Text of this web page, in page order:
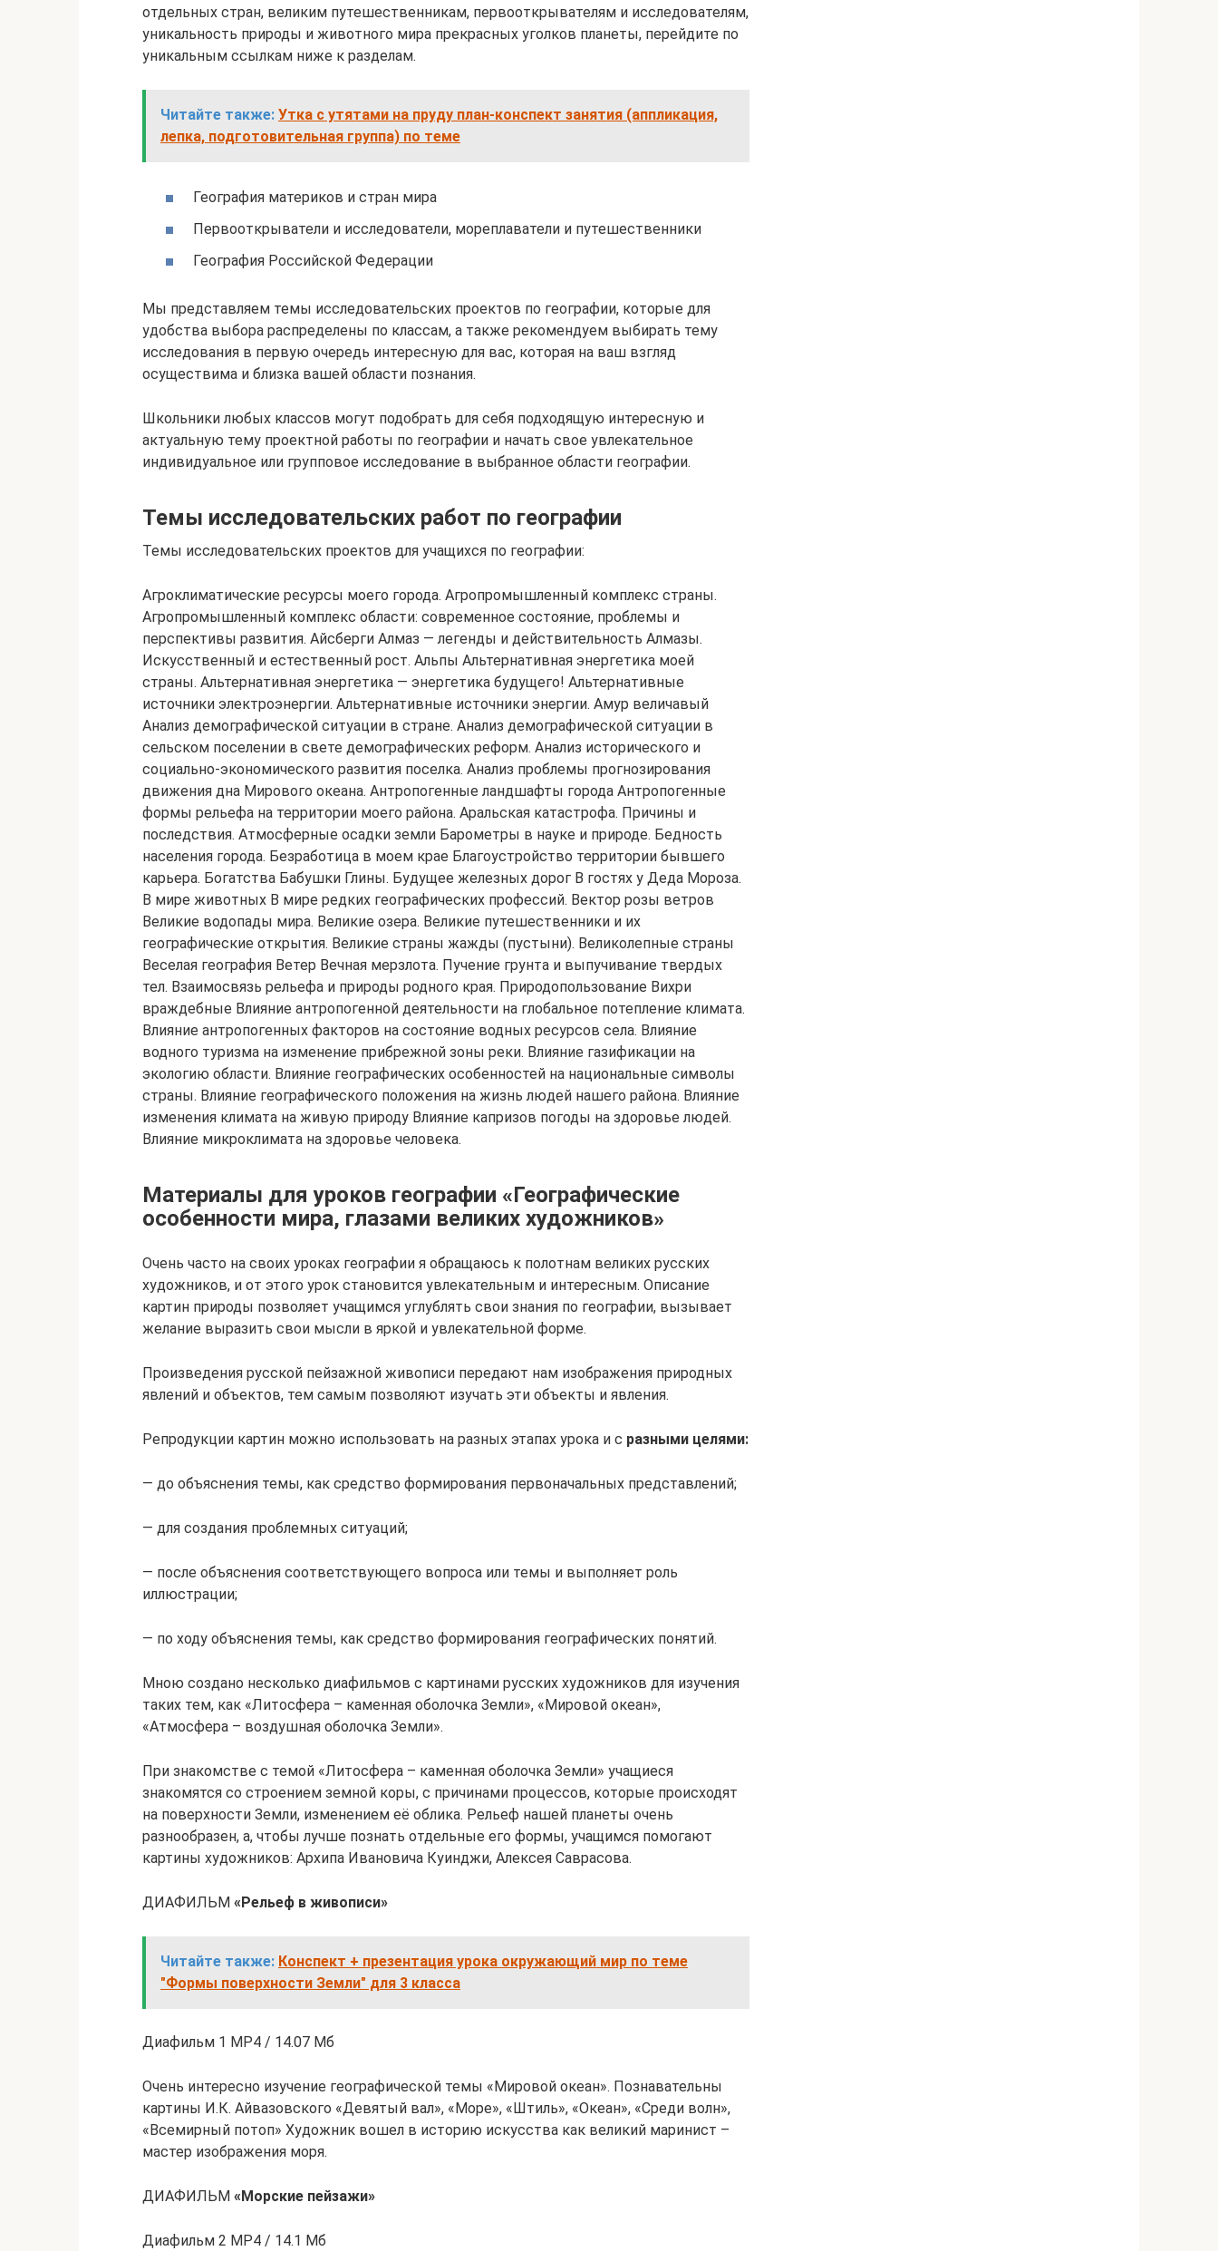
отдельных стран, великим путешественникам, первооткрывателям и исследователям,
уникальность природы и животного мира прекрасных уголков планеты, перейдите по
уникальным ссылкам ниже к разделам.
Читайте также: Утка с утятами на пруду план-конспект занятия (аппликация,
лепка, подготовительная группа) по теме
География материков и стран мира
Первооткрыватели и исследователи, мореплаватели и путешественники
География Российской Федерации
Мы представляем темы исследовательских проектов по географии, которые для
удобства выбора распределены по классам, а также рекомендуем выбирать тему
исследования в первую очередь интересную для вас, которая на ваш взгляд
осуществима и близка вашей области познания.
Школьники любых классов могут подобрать для себя подходящую интересную и
актуальную тему проектной работы по географии и начать свое увлекательное
индивидуальное или групповое исследование в выбранное области географии.
Темы исследовательских работ по географии
Темы исследовательских проектов для учащихся по географии:
Агроклиматические ресурсы моего города. Агропромышленный комплекс страны.
Агропромышленный комплекс области: современное состояние, проблемы и
перспективы развития. Айсберги Алмаз — легенды и действительность Алмазы.
Искусственный и естественный рост. Альпы Альтернативная энергетика моей
страны. Альтернативная энергетика — энергетика будущего! Альтернативные
источники электроэнергии. Альтернативные источники энергии. Амур величавый
Анализ демографической ситуации в стране. Анализ демографической ситуации в
сельском поселении в свете демографических реформ. Анализ исторического и
социально-экономического развития поселка. Анализ проблемы прогнозирования
движения дна Мирового океана. Антропогенные ландшафты города Антропогенные
формы рельефа на территории моего района. Аральская катастрофа. Причины и
последствия. Атмосферные осадки земли Барометры в науке и природе. Бедность
населения города. Безработица в моем крае Благоустройство территории бывшего
карьера. Богатства Бабушки Глины. Будущее железных дорог В гостях у Деда Мороза.
В мире животных В мире редких географических профессий. Вектор розы ветров
Великие водопады мира. Великие озера. Великие путешественники и их
географические открытия. Великие страны жажды (пустыни). Великолепные страны
Веселая география Ветер Вечная мерзлота. Пучение грунта и выпучивание твердых
тел. Взаимосвязь рельефа и природы родного края. Природопользование Вихри
враждебные Влияние антропогенной деятельности на глобальное потепление климата.
Влияние антропогенных факторов на состояние водных ресурсов села. Влияние
водного туризма на изменение прибрежной зоны реки. Влияние газификации на
экологию области. Влияние географических особенностей на национальные символы
страны. Влияние географического положения на жизнь людей нашего района. Влияние
изменения климата на живую природу Влияние капризов погоды на здоровье людей.
Влияние микроклимата на здоровье человека.
Материалы для уроков географии «Географические
особенности мира, глазами великих художников»
Очень часто на своих уроках географии я обращаюсь к полотнам великих русских
художников, и от этого урок становится увлекательным и интересным. Описание
картин природы позволяет учащимся углублять свои знания по географии, вызывает
желание выразить свои мысли в яркой и увлекательной форме.
Произведения русской пейзажной живописи передают нам изображения природных
явлений и объектов, тем самым позволяют изучать эти объекты и явления.
Репродукции картин можно использовать на разных этапах урока и с разными целями:
— до объяснения темы, как средство формирования первоначальных представлений;
— для создания проблемных ситуаций;
— после объяснения соответствующего вопроса или темы и выполняет роль
иллюстрации;
— по ходу объяснения темы, как средство формирования географических понятий.
Мною создано несколько диафильмов с картинами русских художников для изучения
таких тем, как «Литосфера – каменная оболочка Земли», «Мировой океан»,
«Атмосфера – воздушная оболочка Земли».
При знакомстве с темой «Литосфера – каменная оболочка Земли» учащиеся
знакомятся со строением земной коры, с причинами процессов, которые происходят
на поверхности Земли, изменением её облика. Рельеф нашей планеты очень
разнообразен, а, чтобы лучше познать отдельные его формы, учащимся помогают
картины художников: Архипа Ивановича Куинджи, Алексея Саврасова.
ДИАФИЛЬМ «Рельеф в живописи»
Читайте также: Конспект + презентация урока окружающий мир по теме
"Формы поверхности Земли" для 3 класса
Диафильм 1 MP4 / 14.07 Мб
Очень интересно изучение географической темы «Мировой океан». Познавательны
картины И.К. Айвазовского «Девятый вал», «Море», «Штиль», «Океан», «Среди волн»,
«Всемирный потоп» Художник вошел в историю искусства как великий маринист –
мастер изображения моря.
ДИАФИЛЬМ «Морские пейзажи»
Диафильм 2 MP4 / 14.1 Мб